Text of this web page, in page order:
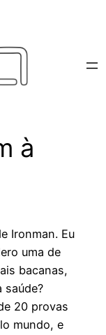
à
Ironman. Eu
uma de
bacanas,
saúde?
20 provas
mundo, e